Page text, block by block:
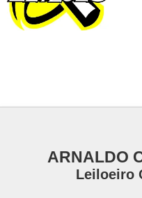
ARNALDO
Leiloeiro